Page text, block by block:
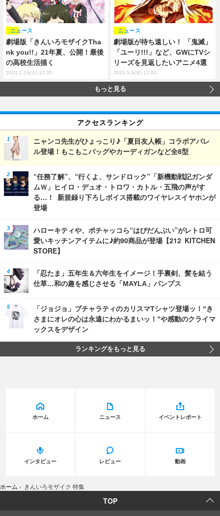
劇場版「きんいろモザイクTha
nk you!!」21年夏、公開！最後
の高校生活描く
ニュース
2021.1.19(火) 12:35
劇場版が待ち遠しい！ 「鬼滅」
「ユーリ!!!」など、GWにTVシ
リーズを見返したいアニメ4選
ニュース
2020.5.6(水) 12:00
もっと見る
アクセスランキング
ニャンコ先生がひょっこり♪「夏目友人帳」コラボアパレ
ル登場！もこもこバッグやカーディガンなど全8型
“任務了解”、“行くよ、サンドロック”「新機動戦記ガンダ
ムＷ」ヒイロ・デュオ・トロワ・カトル・五飛の声がす
る…！ 新規録り下ろしボイス搭載のワイヤレスイヤホンが
登場
ハローキティや、ポチャッコら“はぴだんぶい”がレトロ可
愛いキッチンアイテムに♪約90商品が登場【212 KITCHEN
STORE】
「忍たま」五年生＆六年生をイメージ！手裏剣、髪を結う
仕草…和の趣を感じさせる「MAYLA」パンプス
「ジョジョ」ブチャラティのカリスマTシャツ登場ッ！“き
さまにオレの心は永遠にわかるまいッ！”や感動のクライマ
ックスをデザイン
ランキングをもっと見る
ホーム ニュース イベントレポート
インタビュー レビュー 動画
ホーム › きんいろモザイク 特集
TOP